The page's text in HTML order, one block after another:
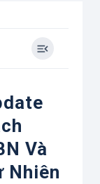
Và
Nhiên